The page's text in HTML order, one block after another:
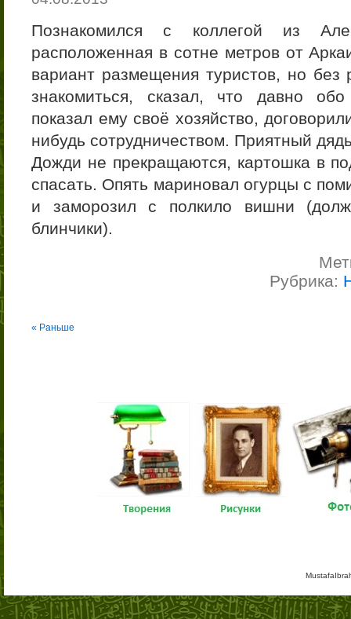
Познакомился с коллегой из
расположенная в сотне метров от
вариант размещения туристов, но
знакомиться, сказал, что давно
показал ему своё хозяйство,
нибудь сотрудничеством. Приятный
Дожди не прекращаются, картошка в
спасать. Опять мариновал огурцы с
и заморозил с полкило вишни
блинчики).
Рубрика:
« Раньше